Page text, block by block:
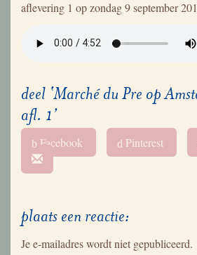
aflevering 1 op zondag 9 september
deel ‘Marché du Pre op
afl. 1’
b Facebook d Pinterest
plaats een reactie:
Je e-mailadres wordt niet gepubliceerd.